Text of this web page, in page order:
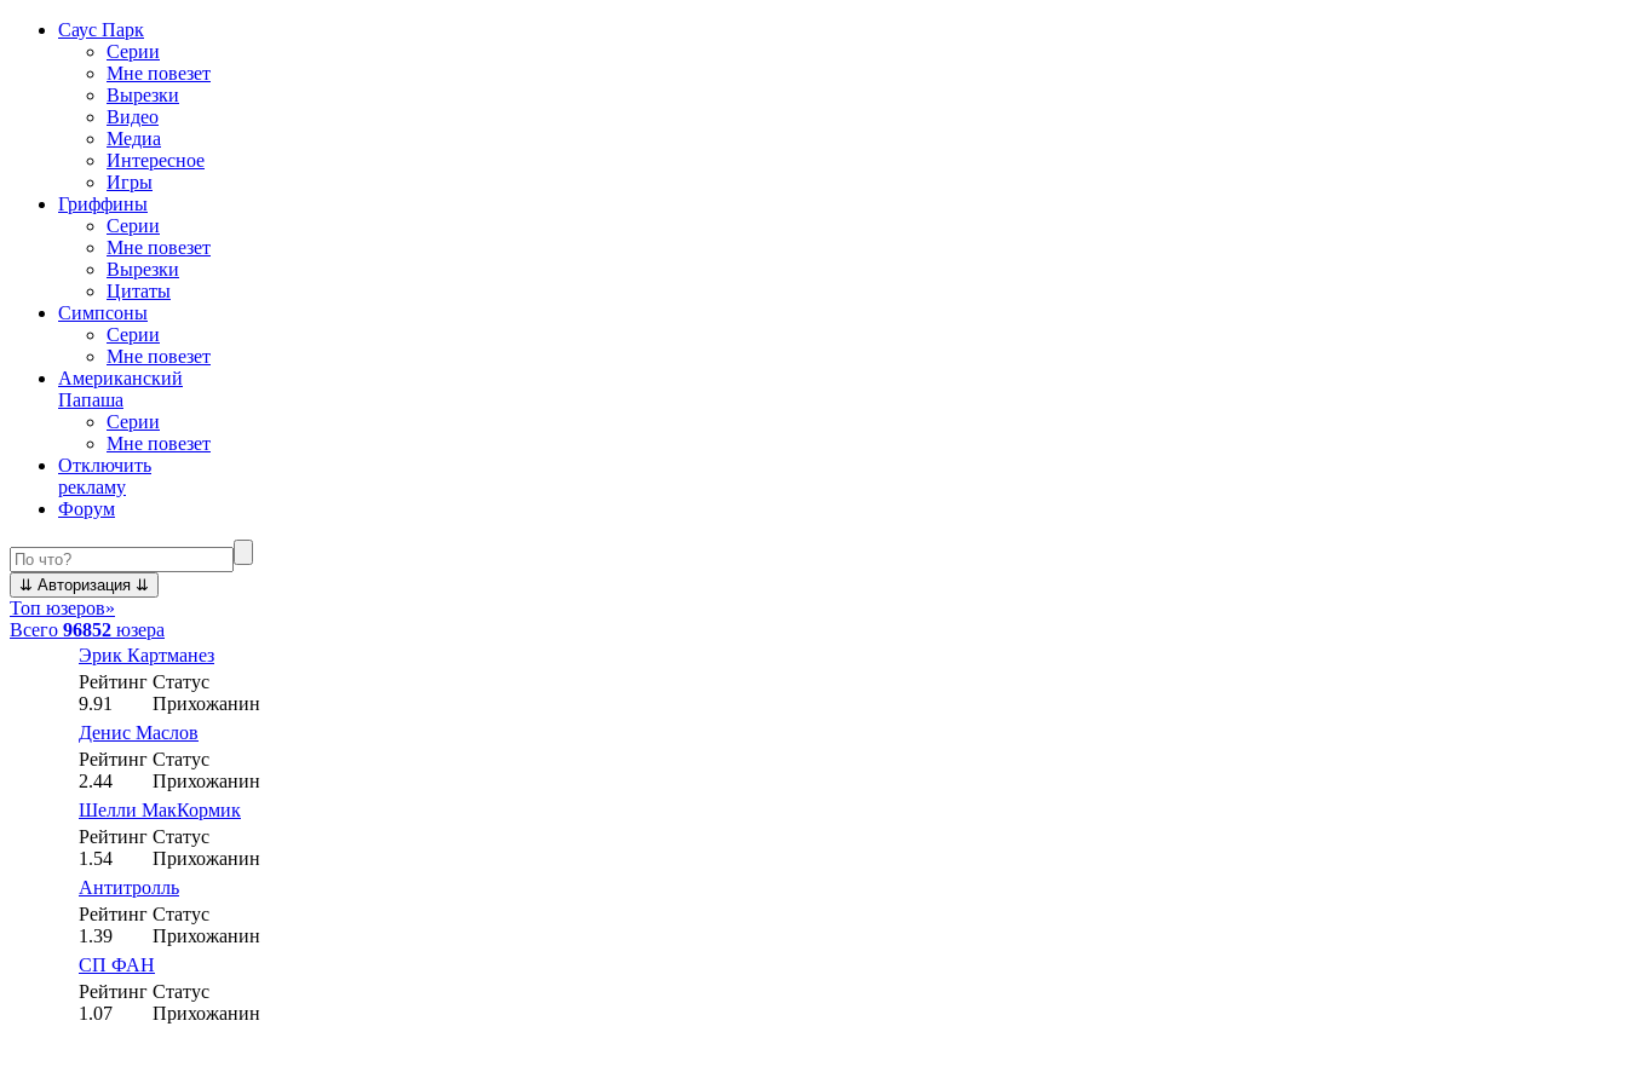
Саус Парк
Серии
Мне повезет
Вырезки
Видео
Медиа
Интересное
Игры
Гриффины
Серии
Мне повезет
Вырезки
Цитаты
Симпсоны
Серии
Мне повезет
Американский
Папаша
Серии
Мне повезет
Отключить
рекламу
Форум
Топ юзеров»
Всего 96852 юзера
Эрик Картманез
Рейтинг
9.91
Статус
Прихожанин
Денис Маслов
Рейтинг
2.44
Статус
Прихожанин
Шелли МакКормик
Рейтинг
1.54
Статус
Прихожанин
Антитролль
Рейтинг
1.39
Статус
Прихожанин
СП ФАН
Рейтинг
1.07
Статус
Прихожанин